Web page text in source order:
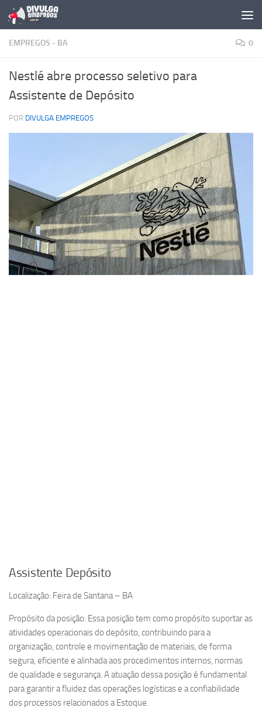
Skip to content
EMPREGOS - BA 0
Nestlé abre processo seletivo para
Assistente de Depósito
POR DIVULGA EMPREGOS
Assistente Depósito
Localização: Feira de Santana – BA​​
Propósito da posição​: Essa posição tem como propósito suportar as
atividades operacionais do depósito, contribuindo para a
organização, controle e movimentação de materiais, de forma
segura, eficiente e alinhada aos procedimentos internos, normas
de qualidade e segurança.​ A atuação dessa posição é fundamental
para garantir a fluidez das operações logísticas e a confiabilidade
dos processos relacionados a Estoque.​